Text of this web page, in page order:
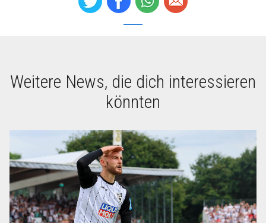
Weitere News, die dich interessieren
könnten